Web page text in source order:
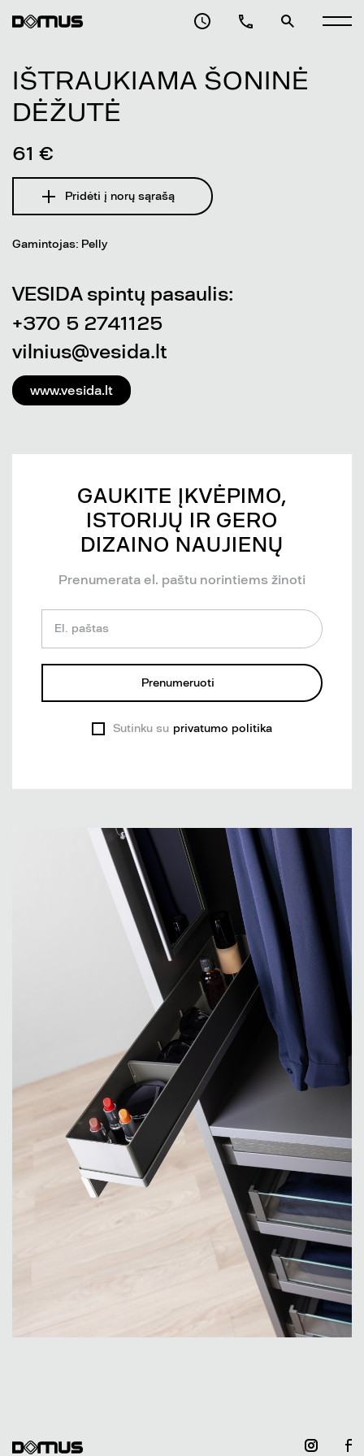
IŠTRAUKIAMA ŠONINĖ
DĖŽUTĖ
61 €
Pridėti į norų sąrašą
Gamintojas: Pelly
VESIDA spintų pasaulis:
+370 5 2741125
vilnius@vesida.lt
www.vesida.lt
GAUKITE ĮKVĖPIMO,
ISTORIJŲ IR GERO
DIZAINO NAUJIENŲ
Prenumerata el. paštu norintiems žinoti
El. paštas
Prenumeruoti
Sutinku su privatumo politika